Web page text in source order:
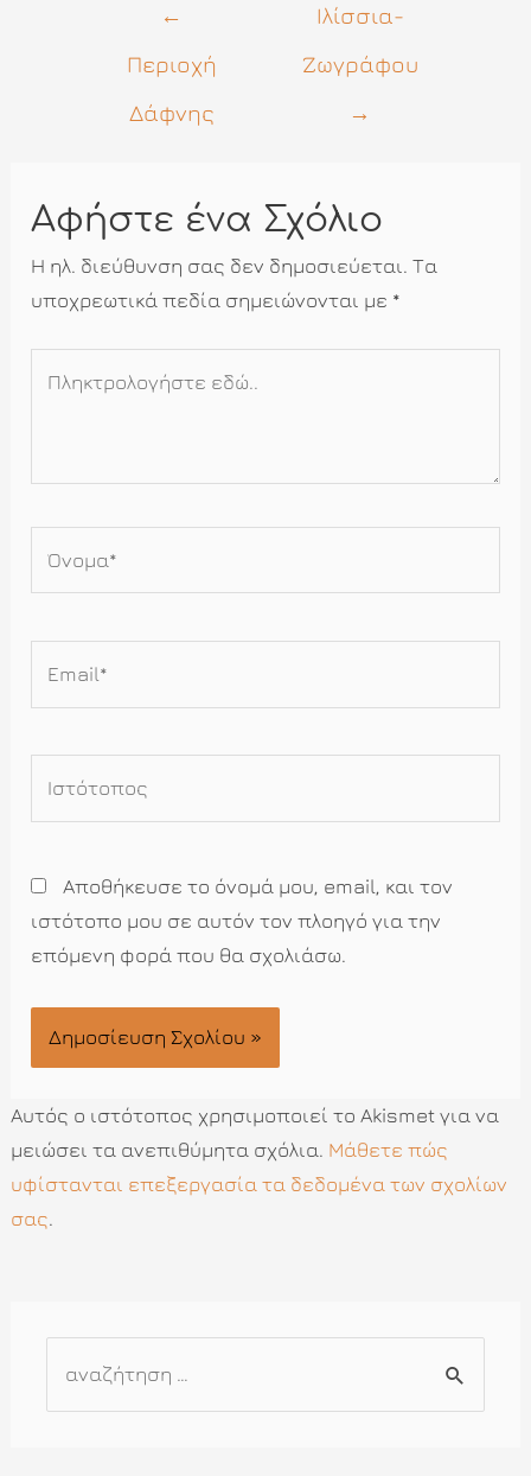
←
Περιοχή
Δάφνης
Ιλίσσια-
Ζωγράφου
→
Αφήστε ένα Σχόλιο
Η ηλ. διεύθυνση σας δεν δημοσιεύεται. Τα
υποχρεωτικά πεδία σημειώνονται με *
Αποθήκευσε το όνομά μου, email, και τον
ιστότοπο μου σε αυτόν τον πλοηγό για την
επόμενη φορά που θα σχολιάσω.
Αυτός ο ιστότοπος χρησιμοποιεί το Akismet για να
μειώσει τα ανεπιθύμητα σχόλια. Μάθετε πώς
υφίστανται επεξεργασία τα δεδομένα των σχολίων
σας.